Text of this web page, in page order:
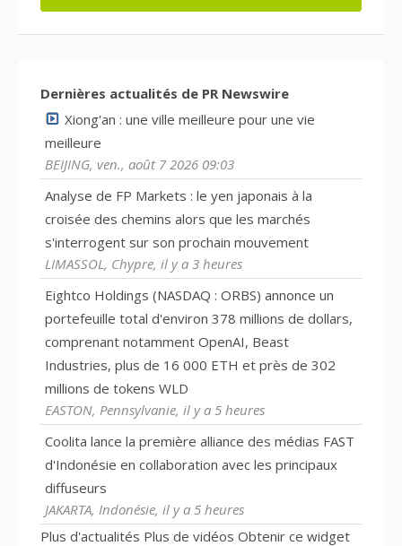
Dernières actualités de PR Newswire
Xiong'an : une ville meilleure pour une vie
meilleure
BEIJING, ven., août 7 2026 09:03
Analyse de FP Markets : le yen japonais à la
croisée des chemins alors que les marchés
s'interrogent sur son prochain mouvement
LIMASSOL, Chypre, il y a 3 heures
Eightco Holdings (NASDAQ : ORBS) annonce un
portefeuille total d'environ 378 millions de dollars,
comprenant notamment OpenAI, Beast
Industries, plus de 16 000 ETH et près de 302
millions de tokens WLD
EASTON, Pennsylvanie, il y a 5 heures
Coolita lance la première alliance des médias FAST
d'Indonésie en collaboration avec les principaux
diffuseurs
JAKARTA, Indonésie, il y a 5 heures
Plus d'actualités Plus de vidéos Obtenir ce widget